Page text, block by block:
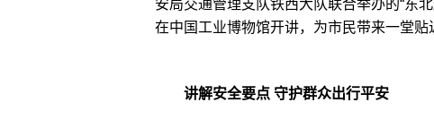
安局交通管理支队铁西大队联合举办的“东
在中国工业博物馆开讲，为市民带来一堂贴
讲解安全要点 守护群众出行平安